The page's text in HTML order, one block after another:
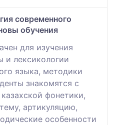
современного
обучения
для изучения
и лексикологии
языка, методики
знакомятся с
фонетики,
артикуляцию,
особенности